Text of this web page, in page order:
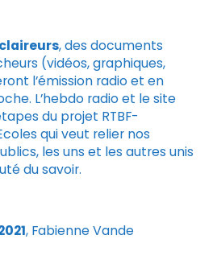
, des documents
(vidéos, graphiques,
l’émission radio et en
L’hebdo radio et le site
du projet RTBF-
qui veut relier nos
les uns et les autres unis
du savoir.
, Fabienne Vande